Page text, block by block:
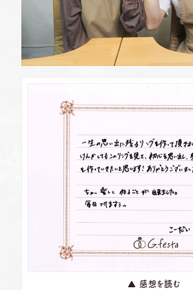
よくある質問
ブログ・新着情報
▲ 感想を読む
営業時間 10:00〜18:30
定休日
火曜日・水曜日
※祝日の場合は営業
浜松店
10:00〜18:30
定休日
火曜日・水曜日